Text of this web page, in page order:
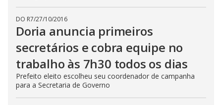
DO R7/27/10/2016
Doria anuncia primeiros
secretários e cobra equipe no
trabalho às 7h30 todos os dias
Prefeito eleito escolheu seu coordenador de campanha
para a Secretaria de Governo